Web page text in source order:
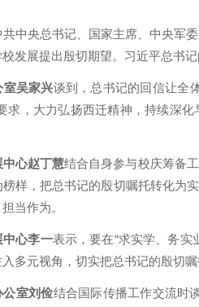
共中央总书记、国家主席、中央军
发展提出殷切期望。习近平总书
室吴家兴谈到，总书记的回信让全
求，大力弘扬西迁精神，持续深
心赵丁慧结合自身参与校庆筹备
样，把总书记的殷切嘱托转化为
当作为。
中心李一表示，要在“求实学、务
多元视角，切实把总书记的殷切
公室刘俭结合国际传播工作交流时